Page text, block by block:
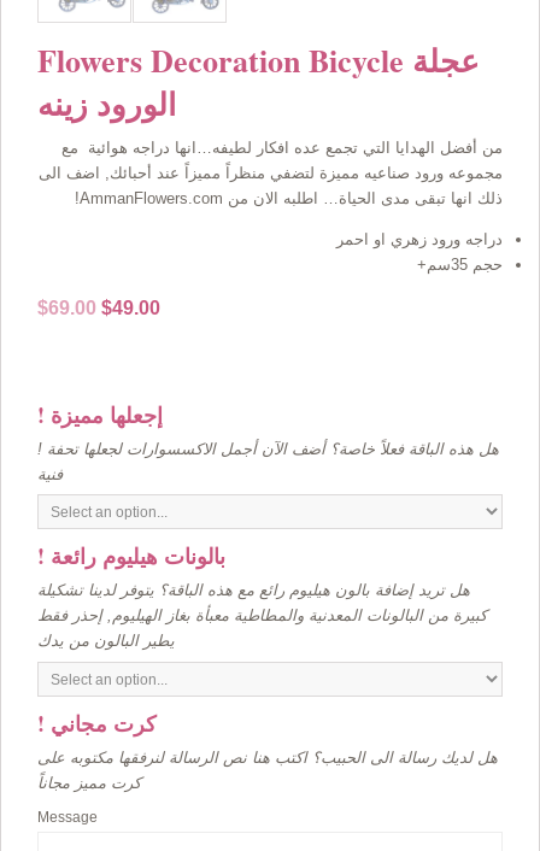
Flowers Decoration Bicycle عجلة
الورود زينه
من أفضل الهدايا التي تجمع عده افكار لطيفه…انها دراجه هوائية مع
مجموعه ورود صناعيه مميزة لتضفي منظراً مميزاً عند أحبائك, اضف الى
ذلك انها تبقى مدى الحياة… اطلبه الان من AmmanFlowers.com!
دراجه ورود زهري او احمر
حجم 35سم+
$69.00 Original
$49.00Current
! إجعلها مميزة
! هل هذه الباقة فعلاً خاصة؟ أضف الآن أجمل الاكسسوارات لجعلها تحفة
فنية
! بالونات هيليوم رائعة
هل تريد إضافة بالون هيليوم رائع مع هذه الباقة؟ يتوفر لدينا تشكيلة
كبيرة من البالونات المعدنية والمطاطية معبأة بغاز الهيليوم, إحذر فقط
يطير البالون من يدك
! كرت مجاني
هل لديك رسالة الى الحبيب؟ اكتب هنا نص الرسالة لنرفقها مكتوبه على
كرت مميز مجاناً
Message